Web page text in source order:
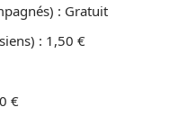
: Gratuit
: 1,50 €
€